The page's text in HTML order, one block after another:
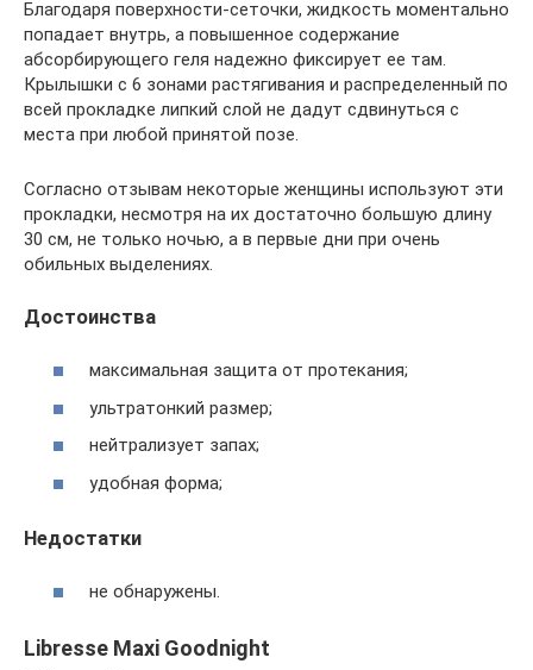
Благодаря поверхности-сеточки, жидкость моментально
попадает внутрь, а повышенное содержание
абсорбирующего геля надежно фиксирует ее там.
Крылышки с 6 зонами растягивания и распределенный по
всей прокладке липкий слой не дадут сдвинуться с
места при любой принятой позе.
Согласно отзывам некоторые женщины используют эти
прокладки, несмотря на их достаточно большую длину
30 см, не только ночью, а в первые дни при очень
обильных выделениях.
Достоинства
максимальная защита от протекания;
ультратонкий размер;
нейтрализует запах;
удобная форма;
Недостатки
не обнаружены.
Libresse Maxi Goodnight